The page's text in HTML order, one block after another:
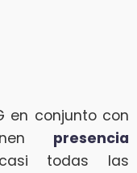
en conjunto con
presencia
todas las